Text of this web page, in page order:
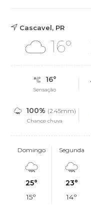
Cascavel, PR
16°
16°
Sensação
100% (2.45mm)
Chance chuva
Domingo
25°
15°
Segunda
23°
14°